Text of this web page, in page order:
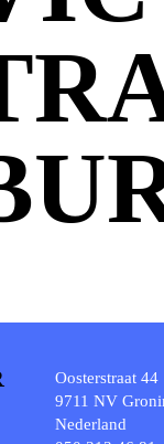
Oosterstraat 44
9711 NV
Nederland